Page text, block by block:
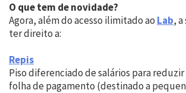
O que tem de novidade?
Agora, além do acesso ilimitado ao Lab,
ter direito a:
Repis
Piso diferenciado de salários para reduzir
folha de pagamento (destinado a